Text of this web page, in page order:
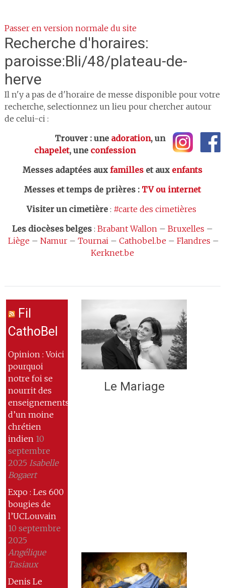
Passer en version normale du site
Recherche d'horaires:
paroisse:Bli/48/plateau-de-
herve
Il n'y a pas de d'horaire de messe disponible pour votre
recherche, selectionnez un lieu pour chercher autour
de celui-ci :
Trouver : une adoration, un
chapelet, une confession
Messes adaptées aux familleset aux enfants
Messes et temps de prières: TV ou internet
Visiter un cimetière: #carte des cimetières
Les diocèses belges: Brabant Wallon– Bruxelles –
Liège – Namur– Tournai– Cathobel.be – Flandres –
Kerknet.be
Fil
CathoBel
Opinion : Voici
pourquoi
notre foi se
nourrit des
enseignements
d’un moine
chrétien
indien 10
septembre
2025 Isabelle
Bogaert
Expo : Les 600
bougies de
l’UCLouvain
10 septembre
2025
Angélique
Tasiaux
Denis Le
Le Mariage